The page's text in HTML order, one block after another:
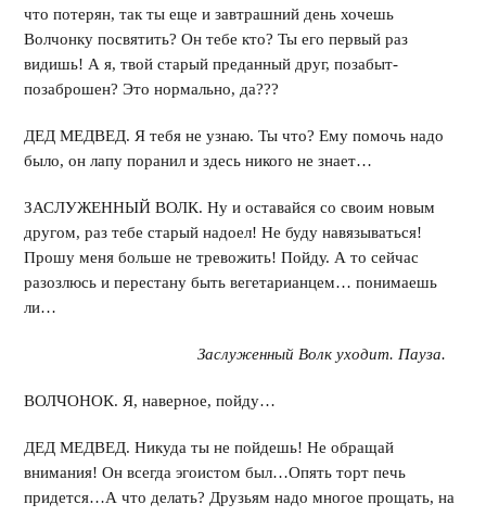
что потерян, так ты еще и завтрашний день хочешь
Волчонку посвятить? Он тебе кто? Ты его первый раз
видишь! А я, твой старый преданный друг, позабыт-
позаброшен? Это нормально, да???
ДЕД МЕДВЕД. Я тебя не узнаю. Ты что? Ему помочь надо
было, он лапу поранил и здесь никого не знает…
ЗАСЛУЖЕННЫЙ ВОЛК. Ну и оставайся со своим новым
другом, раз тебе старый надоел! Не буду навязываться!
Прошу меня больше не тревожить! Пойду. А то сейчас
разозлюсь и перестану быть вегетарианцем… понимаешь
ли…
Заслуженный Волк уходит. Пауза.
ВОЛЧОНОК. Я, наверное, пойду…
ДЕД МЕДВЕД. Никуда ты не пойдешь! Не обращай
внимания! Он всегда эгоистом был…Опять торт печь
придется…А что делать? Друзьям надо многое прощать, на